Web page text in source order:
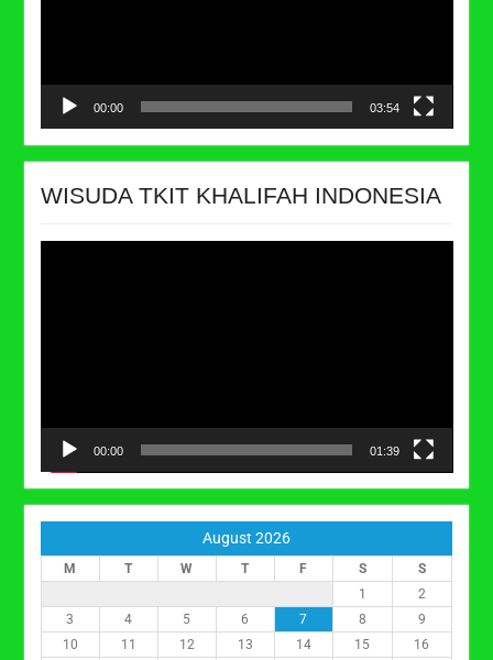
00:00 03:54
WISUDA TKIT KHALIFAH INDONESIA
00:00 01:39
August 2026
M T W T F S
S
1
2
3
4 5 6 7 8
9
10
11 12 13 14 15
16